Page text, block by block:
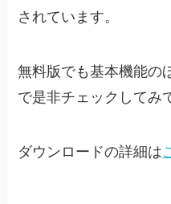
されています。
無料版でも基本機能の
で是非チェックしてみ
ダウンロードの詳細は